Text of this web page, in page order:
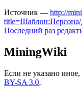
Источник — http://
Последний раз
MiningWiki
Если не указано
BY-SA 3.0.